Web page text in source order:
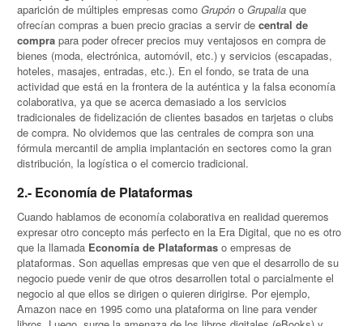
aparición de múltiples empresas como Grupóno Grupalia que
ofrecían compras a buen precio gracias a servir decentral de
comprapara poder ofrecer precios muy ventajosos en compra de
bienes (moda, electrónica, automóvil, etc.) y servicios (escapadas,
hoteles, masajes, entradas, etc.). En el fondo, se trata de una
actividad que está en la frontera de la auténtica y la falsa economía
colaborativa, ya que se acerca demasiado a los servicios
tradicionales de fidelización de clientes basados en tarjetas o clubs
de compra. No olvidemos que las centrales de compra son una
fórmula mercantil de amplia implantación en sectores como la gran
distribución, la logística o el comercio tradicional.
2.- Economía de Plataformas
Cuando hablamos de economía colaborativa en realidad queremos
expresar otro concepto más perfecto en la Era Digital, que no es otro
que la llamada Economía de Plataformas o empresas de
plataformas. Son aquellas empresas que ven que el desarrollo de su
negocio puede venir de que otros desarrollen total o parcialmente el
negocio al que ellos se dirigen o quieren dirigirse. Por ejemplo,
Amazon nace en 1995 como una plataforma on line para vender